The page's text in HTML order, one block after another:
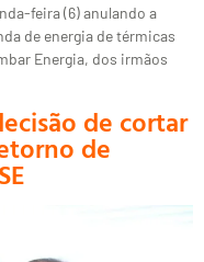
feira (6) anulando a
de energia de térmicas
Energia, dos irmãos
de cortar
de